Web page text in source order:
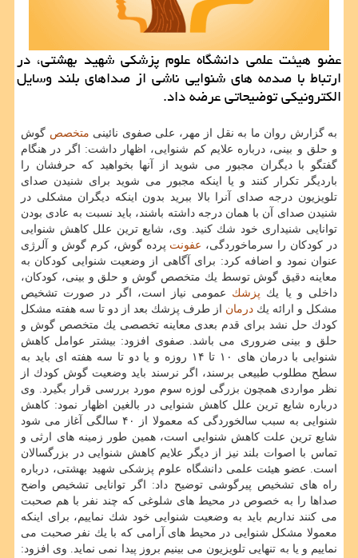
عضو هیئت علمی دانشگاه علوم پزشكی شهید بهشتی، در
ارتباط با صدمه های شنوایی ناشی از صداهای بلند وسایل
الكترونیكی توضیحاتی عرضه داد.
به گزارش روان ما به نقل از مهر، علی صفوی نائینی متخصص گوش
و حلق و بینی، درباره علایم كم شنوایی، اظهار داشت: اگر در هنگام
گفتگو با دیگران مجبور می شوید از آنها بخواهید كه حرفشان را
باردیگر تكرار كنند و یا اینكه مجبور می شوید برای شنیدن صدای
تلویزیون درجه صدای آنرا بالا ببرید بدون اینكه دیگران مشكلی در
شنیدن صدای آن با همان درجه داشته باشند، باید نسبت به عادی بودن
توانایی شنیداری خود شك كنید. وی، شایع ترین علل كاهش شنوایی
در كودكان را سرماخوردگی، عفونت پرده گوش، كرم گوش و آلرژی
عنوان نمود و اضافه كرد: برای آگاهی از وضعیت شنوایی كودكان به
معاینه دقیق گوش توسط یك متخصص گوش و حلق و بینی، كودكان،
داخلی و یا یك پزشك عمومی نیاز است، اگر در صورت تشخیص
مشكل و ارائه یك درمان از طرف پزشك بعد از دو تا سه هفته مشكل
كودك حل نشد برای قدم بعدی معاینه تخصصی یك متخصص گوش و
حلق و بینی ضروری می باشد. صفوی افزود: بیشتر عوامل كاهش
شنوایی با درمان های ۱۰ تا ۱۴ روزه و یا دو تا سه هفته ای باید به
سطح مطلوب طبیعی برسند، اگر نرسند باید وضعیت گوش كودك از
نظر مواردی همچون بزرگی لوزه سوم مورد بررسی قرار بگیرد. وی
درباره شایع ترین علل كاهش شنوایی در بالغین اظهار نمود: كاهش
شنوایی به سبب سالخوردگی كه معمولا از ۴۰ سالگی آغاز می شود
شایع ترین علت كاهش شنوایی است، همین طور زمینه های ارثی و
تماس با اصوات بلند نیز از دیگر علایم كاهش شنوایی در بزرگسالان
است. عضو هیئت علمی دانشگاه علوم پزشكی شهید بهشتی، درباره
راه های تشخیص پیرگوشی توضیح داد: اگر توانایی تشخیص واضح
صداها را به خصوص در محیط های شلوغی كه چند نفر با هم صحبت
می كنند نداریم باید به وضعیت شنوایی خود شك نماییم، برای اینكه
معمولا مشكل شنوایی در محیط های آرامی كه با یك نفر صحبت می
نماییم و یا به تنهایی تلویزیون می بینیم بروز پیدا نمی نماید. وی افزود: